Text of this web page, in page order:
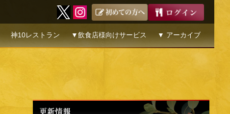
神10レストラン ▼飲食店様向けサービス ▼ アーカイブ